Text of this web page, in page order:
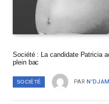
Société : La candidate Patricia
plein bac
SOCIÉTÉ PAR